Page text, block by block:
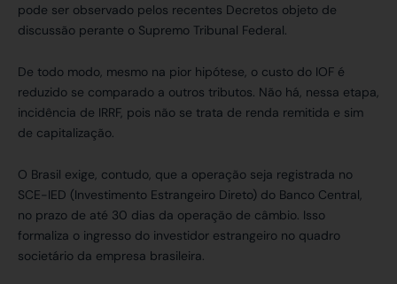
pode ser observado pelos recentes Decretos objeto de
discussão perante o Supremo Tribunal Federal.
De todo modo, mesmo na pior hipótese, o custo do IOF é
reduzido se comparado a outros tributos. Não há, nessa etapa,
incidência de IRRF, pois não se trata de renda remitida e sim
de capitalização.
O Brasil exige, contudo, que a operação seja registrada no
SCE-IED (Investimento Estrangeiro Direto) do Banco Central,
no prazo de até 30 dias da operação de câmbio. Isso
formaliza o ingresso do investidor estrangeiro no quadro
societário da empresa brasileira.